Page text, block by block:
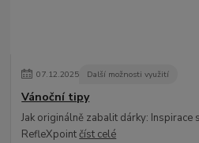
07.12.2025 Další možnosti využití
Vánoční tipy
Jak originálně zabalit dárky: Inspirace
RefleXpointčíst celé